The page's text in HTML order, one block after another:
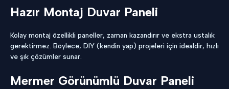
Hazır Montaj Duvar Paneli
Kolay montaj özellikli paneller, zaman kazandırır ve ekstra ustalık
gerektirmez. Böylece, DIY (kendin yap) projeleri için idealdir, hızlı
ve şık çözümler sunar.
Mermer Görünümlü Duvar Paneli